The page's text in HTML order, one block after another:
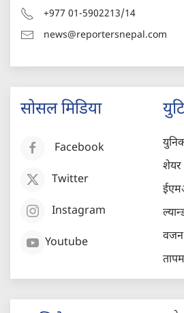
+977 01-5902213/14
news@reportersnepal.com
सोसल मिडिया
Facebook
Twitter
Instagram
Youtube
शेयर